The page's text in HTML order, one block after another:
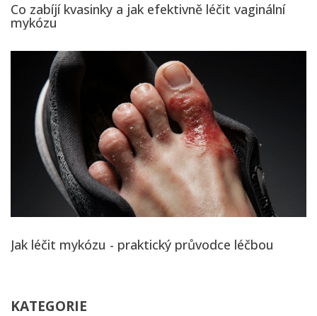
Co zabíjí kvasinky a jak efektivně léčit vaginální
mykózu
Jak léčit mykózu - praktický průvodce léčbou
KATEGORIE